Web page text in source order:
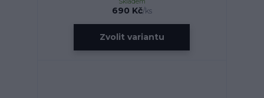
690 Kč/ks
Skladem
Zvolit variantu